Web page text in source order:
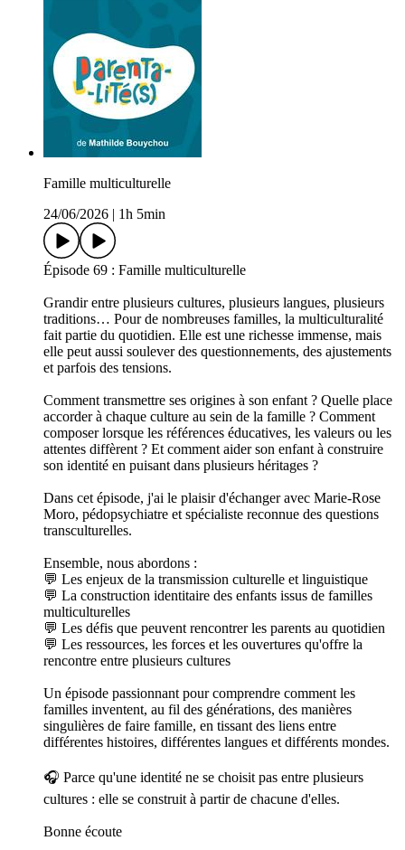
Famille multiculturelle
24/06/2026
1h 5min
Épisode 69 : Famille multiculturelle
Grandir entre plusieurs cultures, plusieurs langues, plusieurs
traditions… Pour de nombreuses familles, la multiculturalité
fait partie du quotidien. Elle est une richesse immense, mais
elle peut aussi soulever des questionnements, des ajustements
et parfois des tensions.
Comment transmettre ses origines à son enfant ? Quelle place
accorder à chaque culture au sein de la famille ? Comment
composer lorsque les références éducatives, les valeurs ou les
attentes diffèrent ? Et comment aider son enfant à construire
son identité en puisant dans plusieurs héritages ?
Dans cet épisode, j'ai le plaisir d'échanger avec Marie-Rose
Moro, pédopsychiatre et spécialiste reconnue des questions
transculturelles.
Ensemble, nous abordons :
💬 Les enjeux de la transmission culturelle et linguistique
💬 La construction identitaire des enfants issus de familles
multiculturelles
💬 Les défis que peuvent rencontrer les parents au quotidien
💬 Les ressources, les forces et les ouvertures qu'offre la
rencontre entre plusieurs cultures
Un épisode passionnant pour comprendre comment les
familles inventent, au fil des générations, des manières
singulières de faire famille, en tissant des liens entre
différentes histoires, différentes langues et différents mondes.
🎧 Parce qu'une identité ne se choisit pas entre plusieurs
cultures : elle se construit à partir de chacune d'elles.
Bonne écoute